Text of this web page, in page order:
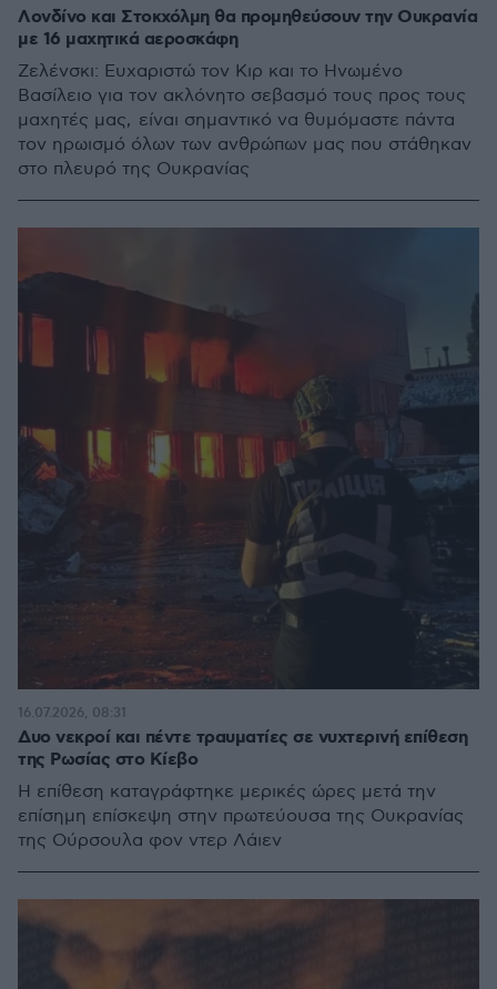
Λονδίνο και Στοκχόλμη θα προμηθεύσουν την Ουκρανία
με 16 μαχητικά αεροσκάφη
Ζελένσκι: Ευχαριστώ τον Κιρ και το Ηνωμένο
Βασίλειο για τον ακλόνητο σεβασμό τους προς τους
μαχητές μας, είναι σημαντικό να θυμόμαστε πάντα
τον ηρωισμό όλων των ανθρώπων μας που στάθηκαν
στο πλευρό της Ουκρανίας
Δυο νεκροί και πέντε τραυματίες σε νυχτερινή επίθεση
της Ρωσίας στο Κίεβο
Η επίθεση καταγράφτηκε μερικές ώρες μετά την
επίσημη επίσκεψη στην πρωτεύουσα της Ουκρανίας
της Ούρσουλα φον ντερ Λάιεν
16.07.2026, 08:31